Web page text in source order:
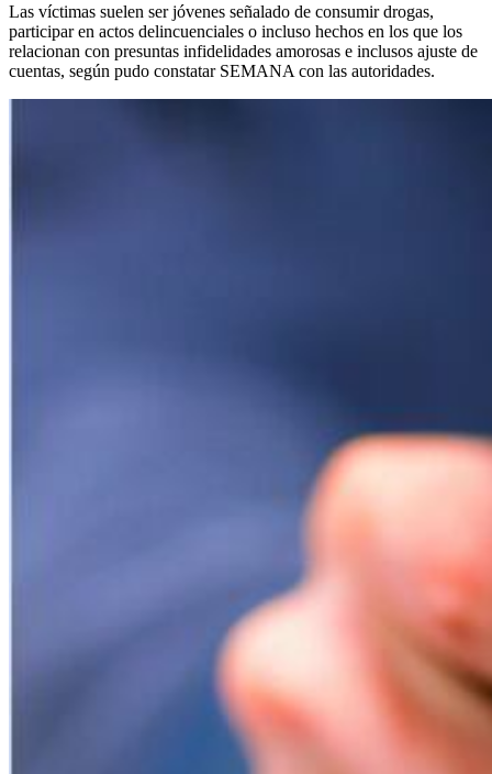
Las víctimas suelen ser jóvenes señalado de consumir drogas,
participar en actos delincuenciales o incluso hechos en los que los
relacionan con presuntas infidelidades amorosas e inclusos ajuste de
cuentas, según pudo constatar SEMANA con las autoridades.